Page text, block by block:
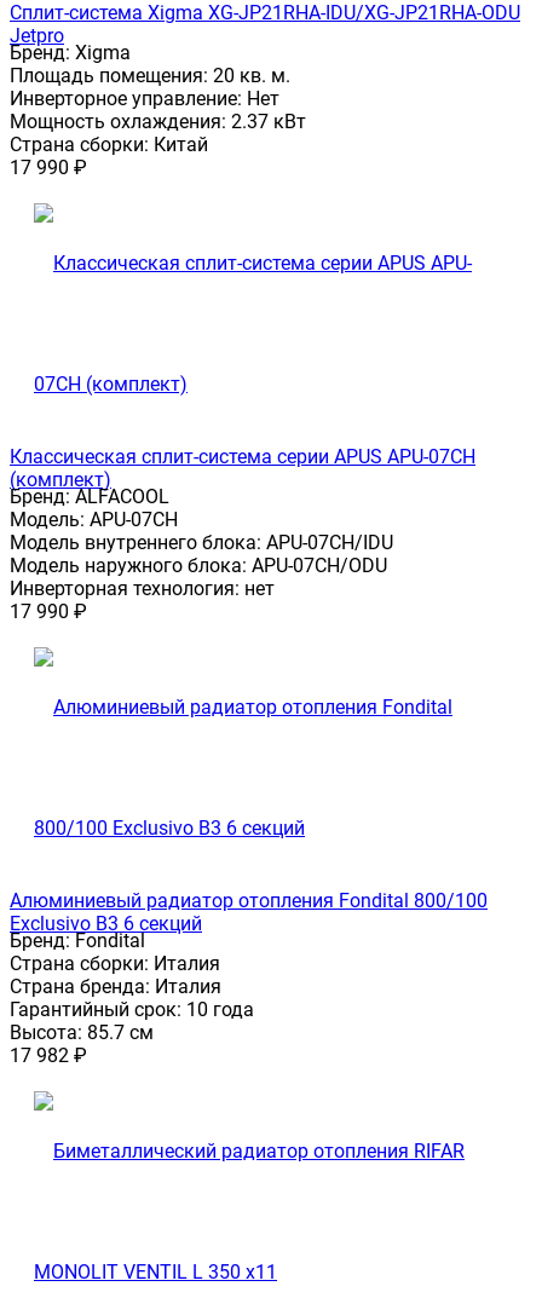
Сплит-система Xigma XG-JP21RHA-IDU/XG-JP21RHA-ODU
Jetpro
Бренд: Xigma
Площадь помещения: 20 кв. м.
Инверторное управление: Нет
Мощность охлаждения: 2.37 кВт
Страна сборки: Китай
17 990 ₽
Классическая сплит-система серии APUS APU-07CH
(комплект)
Бренд: ALFACOOL
Модель: APU-07CH
Модель внутреннего блока: APU-07CH/IDU
Модель наружного блока: APU-07CH/ODU
Инверторная технология: нет
17 990 ₽
Алюминиевый радиатор отопления Fondital 800/100
Exclusivo B3 6 секций
Бренд: Fondital
Страна сборки: Италия
Страна бренда: Италия
Гарантийный срок: 10 года
Высота: 85.7 см
17 982 ₽